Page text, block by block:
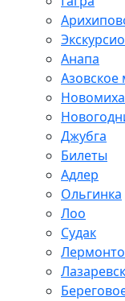
Анапа
Азовское
Джубга
Билеты
Адлер
Ольгинка
Лоо
Судак